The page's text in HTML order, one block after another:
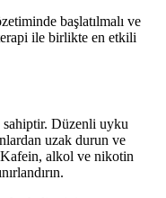
başlatılmalı ve
ile birlikte en etkili
Düzenli uyku
uzak durun ve
Kafein, alkol ve nikotin